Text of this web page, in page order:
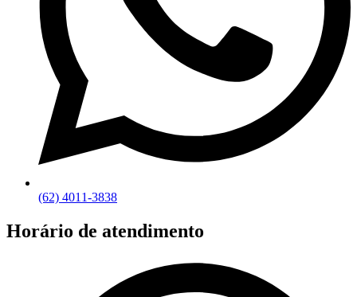
(62) 4011-3838
Horário de atendimento